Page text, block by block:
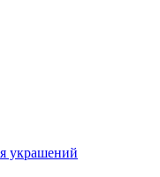
украшений